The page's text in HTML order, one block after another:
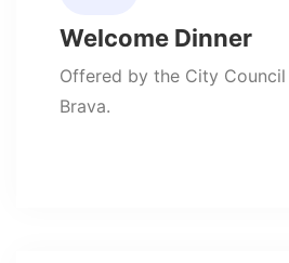
Welcome Dinner
Offered by the City
Brava.